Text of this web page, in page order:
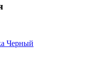
Черный